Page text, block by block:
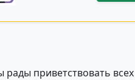
приветствовать